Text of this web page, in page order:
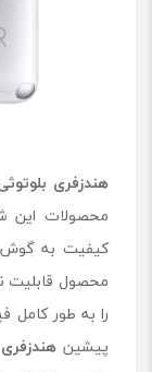
هندزفری
محصولات این
کیفیت به گوش
محصول قابلیت
را به طور کامل
پیشین